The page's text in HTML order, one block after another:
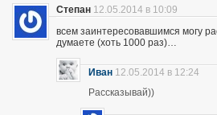
Степан 12.05.2014 в 10:09
всем заинтересовавшимся могу
думаете (хоть 1000 раз)…
Иван 12.05.2014 в 12:24
Рассказывай))